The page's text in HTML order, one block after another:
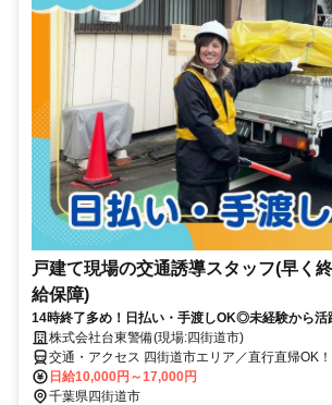
戸建て現場の交通誘導スタッフ(早く
給保障)
14時終了多め！日払い・手渡しOK◎未経験から活
株式会社台東警備(現場:四街道市)
交通・アクセス 四街道市エリア／直行直帰OK！
日給10,000円～17,000円
千葉県四街道市